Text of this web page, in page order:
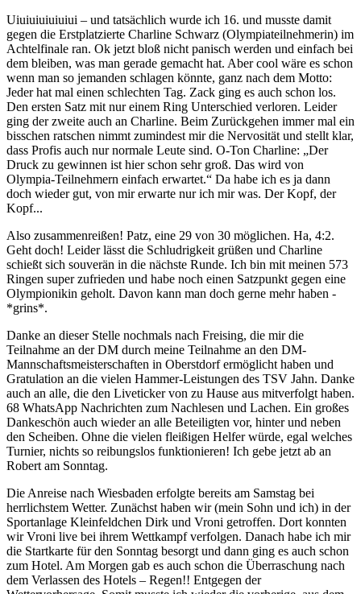
Uiuiuiuiuiuiui – und tatsächlich wurde ich 16. und musste damit
gegen die Erstplatzierte Charline Schwarz (Olympiateilnehmerin) im
Achtelfinale ran. Ok jetzt bloß nicht panisch werden und einfach bei
dem bleiben, was man gerade gemacht hat. Aber cool wäre es schon
wenn man so jemanden schlagen könnte, ganz nach dem Motto:
Jeder hat mal einen schlechten Tag. Zack ging es auch schon los.
Den ersten Satz mit nur einem Ring Unterschied verloren. Leider
ging der zweite auch an Charline. Beim Zurückgehen immer mal ein
bisschen ratschen nimmt zumindest mir die Nervosität und stellt klar,
dass Profis auch nur normale Leute sind. O-Ton Charline: „Der
Druck zu gewinnen ist hier schon sehr groß. Das wird von
Olympia-Teilnehmern einfach erwartet.“ Da habe ich es ja dann
doch wieder gut, von mir erwarte nur ich mir was. Der Kopf, der
Kopf...
Also zusammenreißen! Patz, eine 29 von 30 möglichen. Ha, 4:2.
Geht doch! Leider lässt die Schludrigkeit grüßen und Charline
schießt sich souverän in die nächste Runde. Ich bin mit meinen 573
Ringen super zufrieden und habe noch einen Satzpunkt gegen eine
Olympionikin geholt. Davon kann man doch gerne mehr haben -
*grins*.
Danke an dieser Stelle nochmals nach Freising, die mir die
Teilnahme an der DM durch meine Teilnahme an den DM-
Mannschaftsmeisterschaften in Oberstdorf ermöglicht haben und
Gratulation an die vielen Hammer-Leistungen des TSV Jahn. Danke
auch an alle, die den Liveticker von zu Hause aus mitverfolgt haben.
68 WhatsApp Nachrichten zum Nachlesen und Lachen. Ein großes
Dankeschön auch wieder an alle Beteiligten vor, hinter und neben
den Scheiben. Ohne die vielen fleißigen Helfer würde, egal welches
Turnier, nichts so reibungslos funktionieren! Ich gebe jetzt ab an
Robert am Sonntag.
Die Anreise nach Wiesbaden erfolgte bereits am Samstag bei
herrlichstem Wetter. Zunächst haben wir (mein Sohn und ich) in der
Sportanlage Kleinfeldchen Dirk und Vroni getroffen. Dort konnten
wir Vroni live bei ihrem Wettkampf verfolgen. Danach habe ich mir
die Startkarte für den Sonntag besorgt und dann ging es auch schon
zum Hotel. Am Morgen gab es auch schon die Überraschung nach
dem Verlassen des Hotels – Regen!! Entgegen der